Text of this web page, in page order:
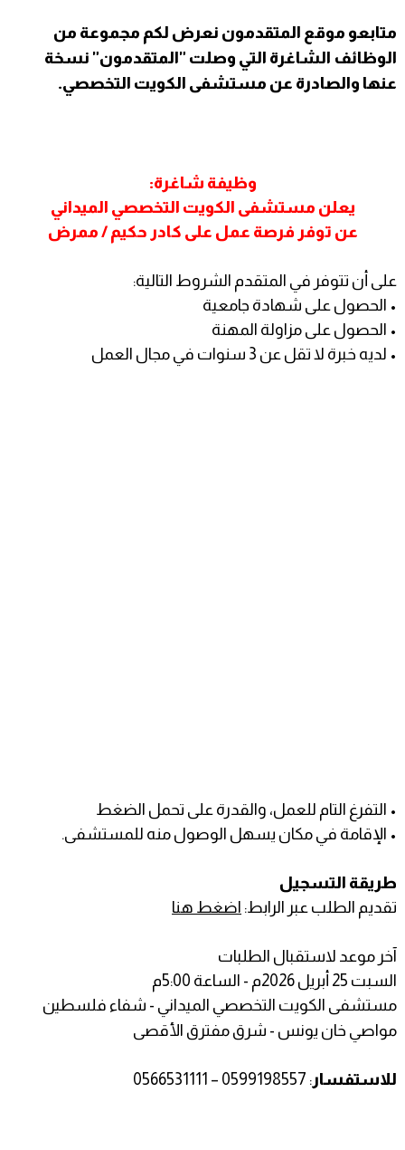
متابعو موقع المتقدمون نعرض لكم مجموعة من
الوظائف الشاغرة التي وصلت "المتقدمون" نسخة
عنها والصادرة عن مستشفى الكويت التخصصي.
وظيفة شاغرة:
يعلن مستشفى الكويت التخصصي الميداني
عن توفر فرصة عمل على كادر حكيم / ممرض
على أن تتوفر في المتقدم الشروط التالية:
• الحصول على شهادة جامعية
• الحصول على مزاولة المهنة
• لديه خبرة لا تقل عن 3 سنوات في مجال العمل
• التفرغ التام للعمل، والقدرة على تحمل الضغط
• الإقامة في مكان يسهل الوصول منه للمستشفى.
طريقة التسجيل
تقديم الطلب عبر الرابط: اضغط هنا
آخر موعد لاستقبال الطلبات
السبت 25 أبريل 2026م - الساعة 5:00م
مستشفى الكويت التخصصي الميداني - شفاء فلسطين
مواصي خان يونس - شرق مفترق الأقصى
للاستفسار : 0599198557 – 0566531111